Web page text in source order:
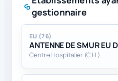
gestionnaire
EU (76)
ANTENNE DE SMUR EU
Centre Hospitalier (C.H.)